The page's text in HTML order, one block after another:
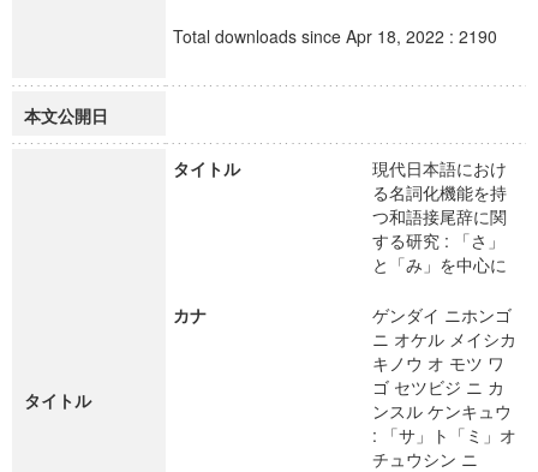
Total downloads since Apr 18, 2022 : 2190
本文公開日
タイトル
タイトル
現代日本語におけ
る名詞化機能を持
つ和語接尾辞に関
する研究 : 「さ」
と「み」を中心に
カナ
ゲンダイ ニホンゴ
ニ オケル メイシカ
キノウ オ モツ ワ
ゴ セツビジ ニ カ
ンスル ケンキュウ
: 「サ」ト「ミ」オ
チュウシン ニ